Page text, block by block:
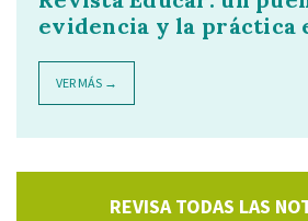
evidencia y la práctica
VER MÁS →
REVISA TODAS LAS